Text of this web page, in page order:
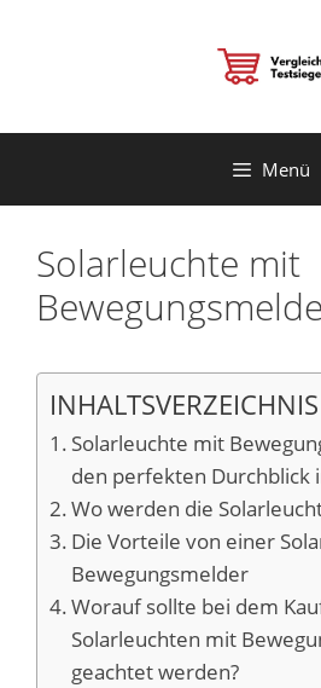
Menü
Solarleuchte mit
INHALTSVERZEICHNIS
Solarleuchte mit
den perfekten Durchblick
Wo werden die
Die Vorteile von einer
Bewegungsmelder
Worauf sollte bei dem
Solarleuchten mit
geachtet werden?